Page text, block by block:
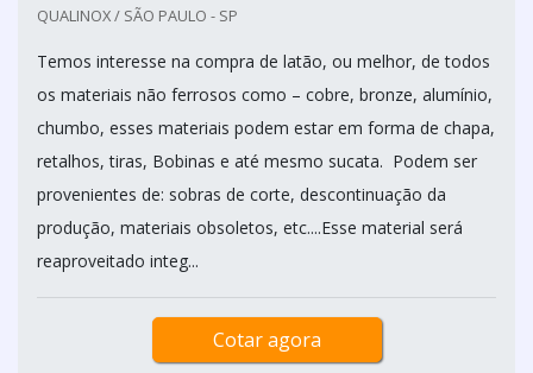
COMPRA DE LATÃO
Temos interesse na compra de latão, ou melhor, de todos
os materiais não ferrosos como – cobre, bronze, alumínio,
chumbo, esses materiais podem estar em forma de chapa,
retalhos, tiras, Bobinas e até mesmo sucata. Podem ser
provenientes de: sobras de corte, descontinuação da